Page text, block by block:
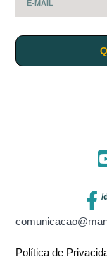
/
Política de